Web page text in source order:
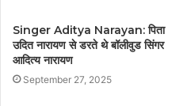
Singer Aditya Narayan: पिता
उदित नारायण से डरते थे बॉलीवुड सिंगर
आदित्य नारायण
September 27, 2025